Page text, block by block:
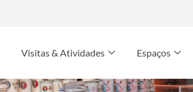
Visitas & Atividades Espaços